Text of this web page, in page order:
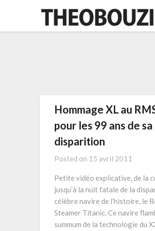
content
Hommage XL au
pour les 99 ans de sa
disparition
Posted on 15 avril 2011
Petite vidéo explicative, de la
jusqu’à la nuit fatale de la
célèbre navire de l’histoire, le
Steamer Titanic. Ce navire
summum de la technologie du